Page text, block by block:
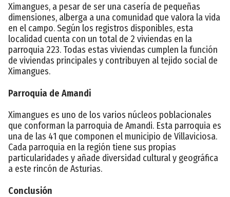
Ximangues, a pesar de ser una casería de pequeñas
dimensiones, alberga a una comunidad que valora la vida
en el campo. Según los registros disponibles, esta
localidad cuenta con un total de 2 viviendas en la
parroquia 223. Todas estas viviendas cumplen la función
de viviendas principales y contribuyen al tejido social de
Ximangues.
Parroquia de Amandi
Ximangues es uno de los varios núcleos poblacionales
que conforman la parroquia de Amandi. Esta parroquia es
una de las 41 que componen el municipio de Villaviciosa.
Cada parroquia en la región tiene sus propias
particularidades y añade diversidad cultural y geográfica
a este rincón de Asturias.
Conclusión